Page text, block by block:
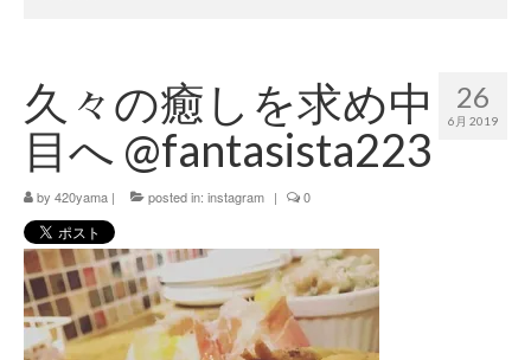
420 shibuya_info
420 shibuya_access
420 shibuya_shop
Instagram:420shibuya_official
About:FOUR TWENTY SHIBUYA
YouTube:420shibuya
26
6月 2019
久々の癒しを求め中
目へ @fantasista223
by 420yama | posted in: instagram | 0